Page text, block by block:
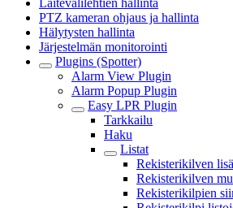
Laitevälilehtien hallinta
PTZ kameran ohjaus ja hallinta
Hälytysten hallinta
Järjestelmän monitorointi
Plugins (Spotter)
Alarm View Plugin
Alarm Popup Plugin
Easy LPR Plugin
Tarkkailu
Haku
Listat
Rekisterikilven
Rekisterikilven
Rekisterikilpien